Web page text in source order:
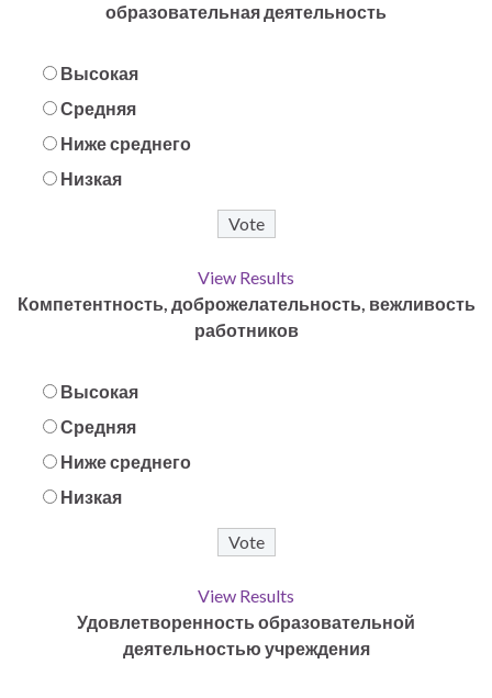
образовательная деятельность
Высокая
Средняя
Ниже среднего
Низкая
View Results
Компетентность, доброжелательность, вежливость
работников
Высокая
Средняя
Ниже среднего
Низкая
View Results
Удовлетворенность образовательной
деятельностью учреждения